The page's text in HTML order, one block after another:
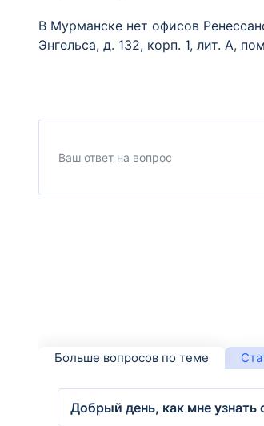
В Мурманске нет офисов
Энгельса, д. 132, корп. 1, лит. А,
Больше вопросов по теме
Добрый день, как мне узнать